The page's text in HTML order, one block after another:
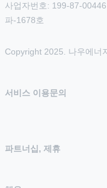
사업자번호: 199-87-
파-1678호
Copyright 2025. 나우에너
서비스 이용문의
파트너십, 제휴